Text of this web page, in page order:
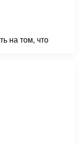
на том, что